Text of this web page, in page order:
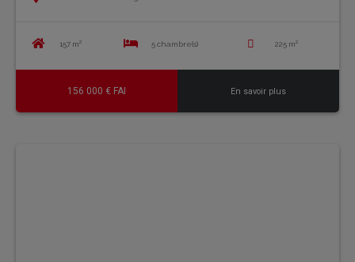
157 m² 5 chambre(s) 225 m²
156 000 € FAI En savoir plus